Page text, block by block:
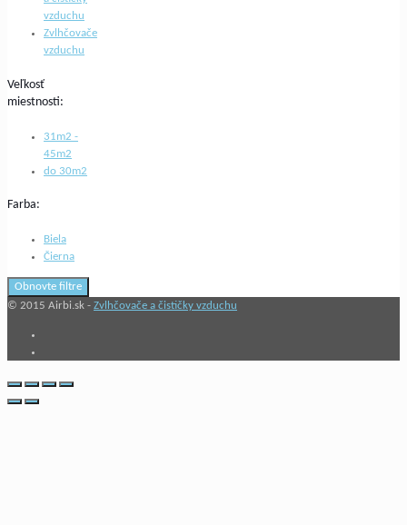
vzduchu
Zvlhčovače
vzduchu
Veľkosť
miestnosti:
31m2 -
45m2
do 30m2
Farba:
Biela
Čierna
Obnovte filtre
© 2015 Airbi.sk - Zvlhčovače a čističky vzduchu